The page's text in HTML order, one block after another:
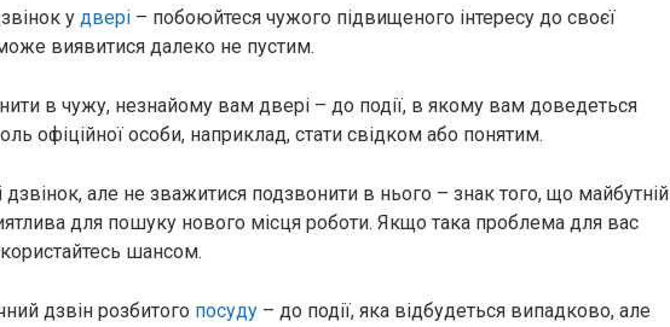
у двері – побоюйтеся чужого підвищеного інтересу до своєї
виявитися далеко не пустим.
в чужу, незнайому вам двері – до події, в якому вам доведеться
офіційної особи, наприклад, стати свідком або понятим.
дзвінок, але не зважитися подзвонити в нього – знак того, що майбутній
для пошуку нового місця роботи. Якщо така проблема для вас
шансом.
дзвін розбитого посуду – до події, яка відбудеться випадково, але